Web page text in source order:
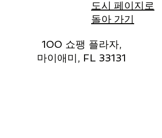
도시 페이지로
돌아 가기
100 쇼팽 플라자,
마이애미, FL 33131